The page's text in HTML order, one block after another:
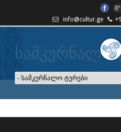
info@cultur.ge
სამკურნალო